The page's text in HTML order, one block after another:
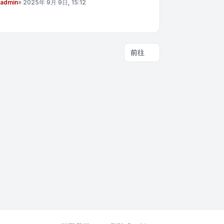
admin» 2025年 9月 9日, 15:12
前往